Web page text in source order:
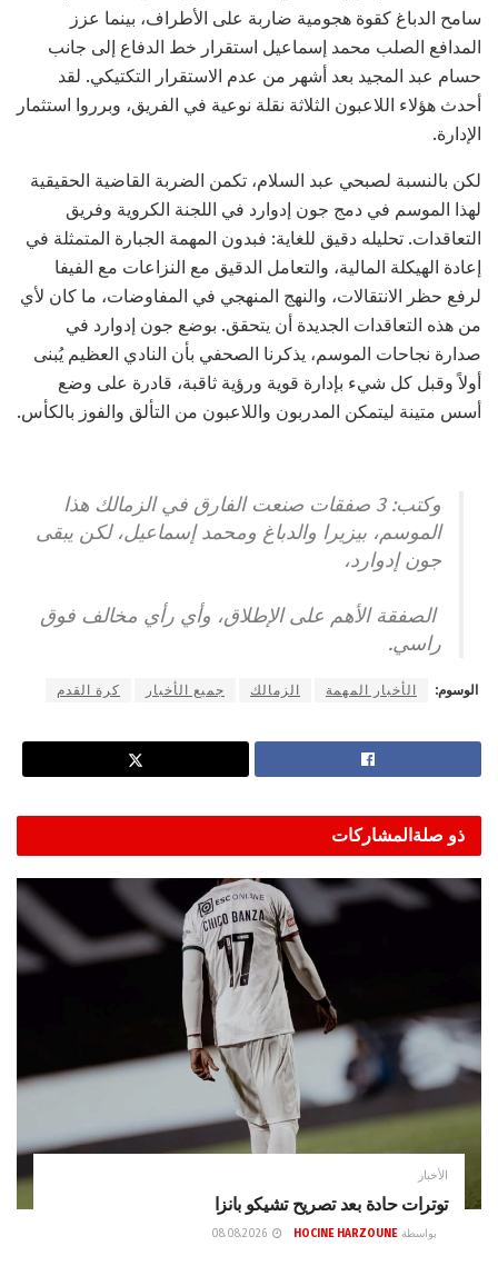
سامح الدباغ كقوة هجومية ضاربة على الأطراف، بينما عزز
المدافع الصلب محمد إسماعيل استقرار خط الدفاع إلى جانب
حسام عبد المجيد بعد أشهر من عدم الاستقرار التكتيكي. لقد
أحدث هؤلاء اللاعبون الثلاثة نقلة نوعية في الفريق، وبرروا استثمار
الإدارة.
لكن بالنسبة لصبحي عبد السلام، تكمن الضربة القاضية الحقيقية
لهذا الموسم في دمج جون إدوارد في اللجنة الكروية وفريق
التعاقدات. تحليله دقيق للغاية: فبدون المهمة الجبارة المتمثلة في
إعادة الهيكلة المالية، والتعامل الدقيق مع النزاعات مع الفيفا
لرفع حظر الانتقالات، والنهج المنهجي في المفاوضات، ما كان لأي
من هذه التعاقدات الجديدة أن يتحقق. بوضع جون إدوارد في
صدارة نجاحات الموسم، يذكرنا الصحفي بأن النادي العظيم يُبنى
أولاً وقبل كل شيء بإدارة قوية ورؤية ثاقبة، قادرة على وضع
أسس متينة ليتمكن المدربون واللاعبون من التألق والفوز بالكأس.
وكتب: 3 صفقات صنعت الفارق في الزمالك هذا
الموسم، بيزيرا والدباغ ومحمد إسماعيل، لكن يبقى
جون إدوارد،
الصفقة الأهم على الإطلاق، وأي رأي مخالف فوق
راسي.
الوسوم: الأخبار المهمة الزمالك جميع الأخبار كرة القدم
ذو صلةالمشاركات
الأخبار
توترات حادة بعد تصريح تشيكو بانزا
بواسطة HOCINE HARZOUNE